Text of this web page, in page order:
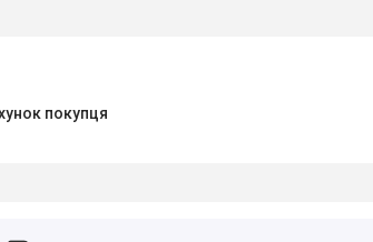
покупця